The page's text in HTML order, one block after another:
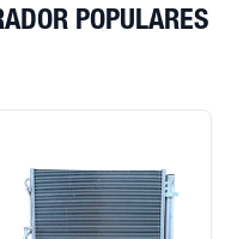
POPULARES